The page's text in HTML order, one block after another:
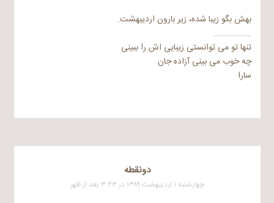
بهش بگو زیبا شده، زیر بارون اردیبهشت.
………………..
تنها تو می توانستی زیبایی اش را ببینی
چه خوب می بینی آزاده جان
سارا
دونقطه
چهارشنبه ۱ اردیبهشت ۱۳۸۹ در ۳:۴۳ بعد از ظهر